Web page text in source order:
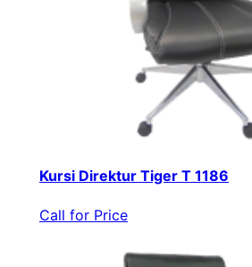
Kursi Direktur Tiger T 1186
Call for Price